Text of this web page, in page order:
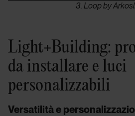
3. Loop by
Light+Building:
da installare e luci
personalizzabili
Versatilità e